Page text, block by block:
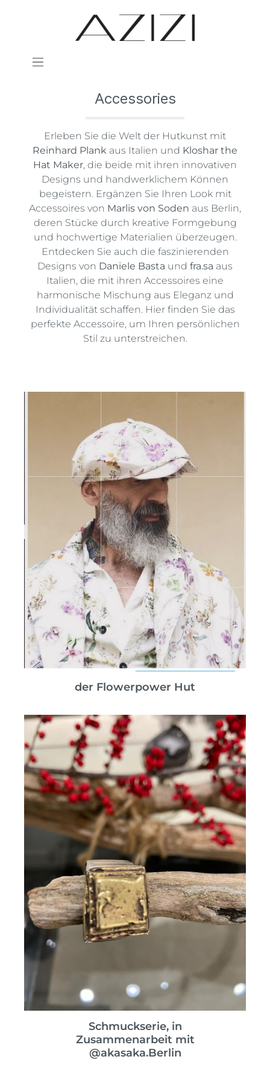
Accessories
Erleben Sie die Welt der Hutkunst mit
Reinhard Plank aus Italien und Kloshar the
Hat Maker, die beide mit ihren innovativen
Designs und handwerklichem Können
begeistern. Ergänzen Sie Ihren Look mit
Accessoires von Marlis von Soden aus Berlin,
deren Stücke durch kreative Formgebung
und hochwertige Materialien überzeugen.
Entdecken Sie auch die faszinierenden
Designs von Daniele Basta und fra.sa aus
Italien, die mit ihren Accessoires eine
harmonische Mischung aus Eleganz und
Individualität schaffen. Hier finden Sie das
perfekte Accessoire, um Ihren persönlichen
Stil zu unterstreichen.
der Flowerpower Hut
Schmuckserie, in
Zusammenarbeit mit
@akasaka.Berlin